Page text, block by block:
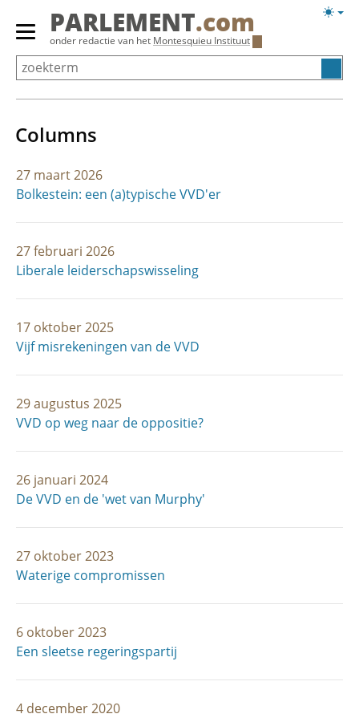
Overslaan
Primair
menu
tonen/verbergen
PARLEMENT.com
onder redactie van het Montesquieu Instituut
Columns
27 maart 2026
Bolkestein: een (a)typische VVD'er
27 februari 2026
Liberale leiderschapswisseling
17 oktober 2025
Vijf misrekeningen van de VVD
29 augustus 2025
VVD op weg naar de oppositie?
26 januari 2024
De VVD en de 'wet van Murphy'
27 oktober 2023
Waterige compromissen
6 oktober 2023
Een sleetse regeringspartij
4 december 2020